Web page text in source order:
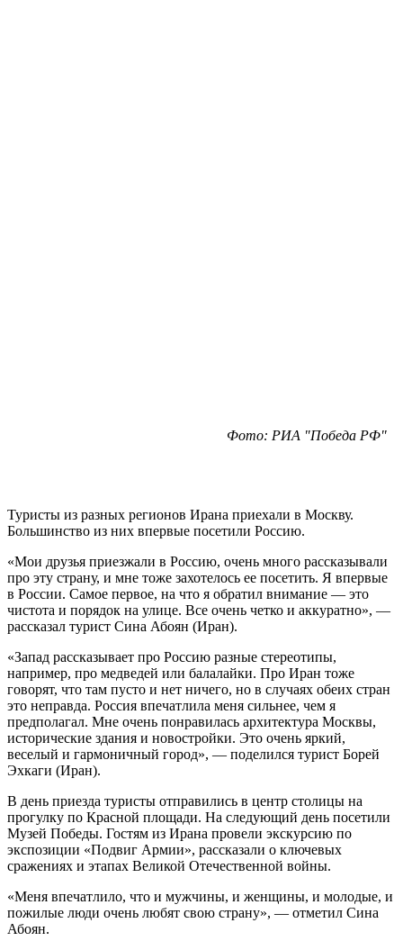
Фото: РИА "Победа РФ"
Туристы из разных регионов Ирана приехали в Москву.
Большинство из них впервые посетили Россию.
«Мои друзья приезжали в Россию, очень много рассказывали
про эту страну, и мне тоже захотелось ее посетить. Я впервые
в России. Самое первое, на что я обратил внимание — это
чистота и порядок на улице. Все очень четко и аккуратно», —
рассказал турист Сина Абоян (Иран).
«Запад рассказывает про Россию разные стереотипы,
например, про медведей или балалайки. Про Иран тоже
говорят, что там пусто и нет ничего, но в случаях обеих стран
это неправда. Россия впечатлила меня сильнее, чем я
предполагал. Мне очень понравилась архитектура Москвы,
исторические здания и новостройки. Это очень яркий,
веселый и гармоничный город», — поделился турист Борей
Эхкаги (Иран).
В день приезда туристы отправились в центр столицы на
прогулку по Красной площади. На следующий день посетили
Музей Победы. Гостям из Ирана провели экскурсию по
экспозиции «Подвиг Aрмии», рассказали о ключевых
сражениях и этапах Великой Отечественной войны.
«Меня впечатлило, что и мужчины, и женщины, и молодые, и
пожилые люди очень любят свою страну», — отметил Сина
Абоян.